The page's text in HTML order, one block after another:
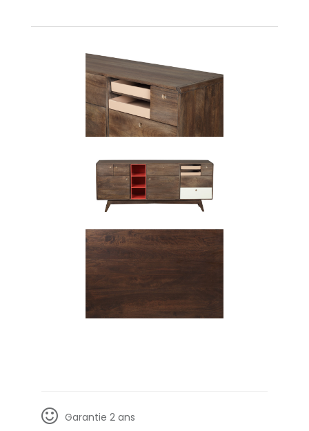
Garantie 2 ans